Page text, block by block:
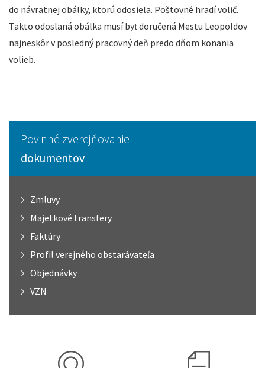
do návratnej obálky, ktorú odosiela. Poštovné hradí volič.
Takto odoslaná obálka musí byť doručená Mestu Leopoldov
najneskôr v posledný pracovný deň predo dňom konania
volieb.
Povinné zverejňovanie
dokumentov
Zmluvy
Majetkové transfery
Faktúry
Profil verejného obstarávateľa
Objednávky
VZN